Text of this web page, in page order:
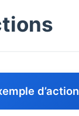
d’action